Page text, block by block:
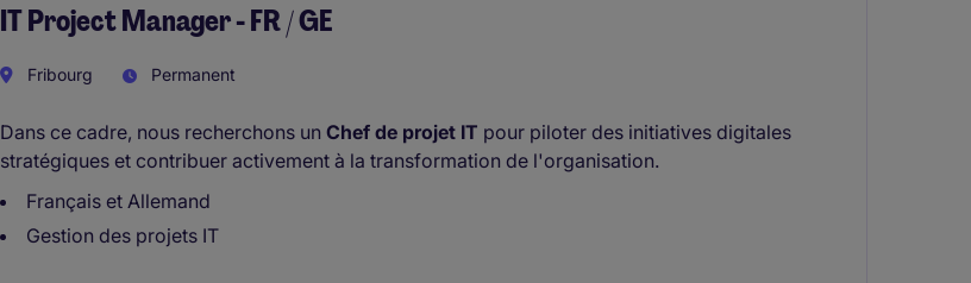
IT Project Manager - FR / GE
Fribourg Permanent
Dans ce cadre, nous recherchons un Chef de projet IT pour piloter des initiatives digitales
stratégiques et contribuer activement à la transformation de l'organisation.
Français et Allemand
Gestion des projets IT